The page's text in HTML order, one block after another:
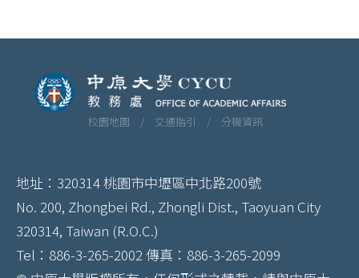
校園地圖 / 交通指引 / 分機資訊
地址：320314 桃園市中壢區中北路200號
No. 200, Zhongbei Rd., Zhongli Dist., Taoyuan City
320314, Taiwan (R.O.C.)
Tel：886-3-265-2002 傳真：886-3-265-2099